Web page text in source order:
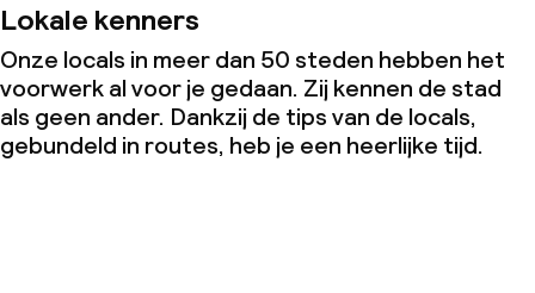
Lokale kenners
Onze locals in meer dan 50 steden hebben het
voorwerk al voor je gedaan. Zij kennen de stad
als geen ander. Dankzij de tips van de locals,
gebundeld in routes, heb je een heerlijke tijd.